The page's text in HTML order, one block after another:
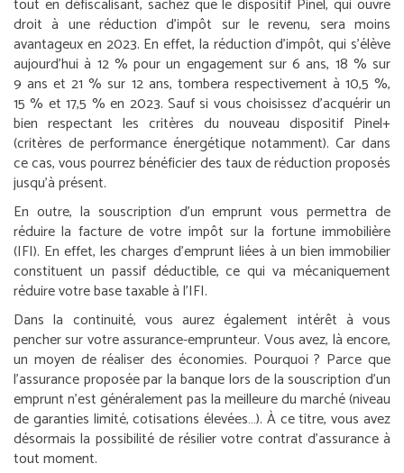
tout en défiscalisant, sachez que le dispositif Pinel, qui ouvre
droit à une réduction d’impôt sur le revenu, sera moins
avantageux en 2023. En effet, la réduction d’impôt, qui s’élève
aujourd’hui à 12 % pour un engagement sur 6 ans, 18 % sur
9 ans et 21 % sur 12 ans, tombera respectivement à 10,5 %,
15 % et 17,5 % en 2023. Sauf si vous choisissez d’acquérir un
bien respectant les critères du nouveau dispositif Pinel+
(critères de performance énergétique notamment). Car dans
ce cas, vous pourrez bénéficier des taux de réduction proposés
jusqu’à présent.
En outre, la souscription d’un emprunt vous permettra de
réduire la facture de votre impôt sur la fortune immobilière
(IFI). En effet, les charges d’emprunt liées à un bien immobilier
constituent un passif déductible, ce qui va mécaniquement
réduire votre base taxable à l’IFI.
Dans la continuité, vous aurez également intérêt à vous
pencher sur votre assurance-emprunteur. Vous avez, là encore,
un moyen de réaliser des économies. Pourquoi ? Parce que
l’assurance proposée par la banque lors de la souscription d’un
emprunt n’est généralement pas la meilleure du marché (niveau
de garanties limité, cotisations élevées…). À ce titre, vous avez
désormais la possibilité de résilier votre contrat d’assurance à
tout moment.